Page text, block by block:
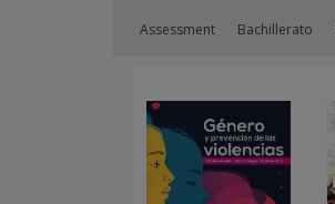
Assessment Bachillerato